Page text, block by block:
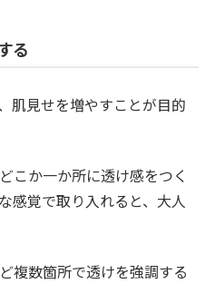
る
肌見せを増やすことが目的
こか一か所に透け感をつく
感覚で取り入れると、大人
複数箇所で透けを強調する